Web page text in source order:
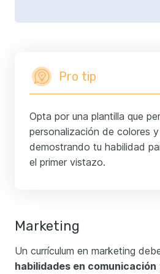
Pro tip
Opta por una plantilla que
personalización de colores
demostrando tu habilidad
el primer vistazo.
Marketing
Un currículum en marketing
habilidades en comunicación